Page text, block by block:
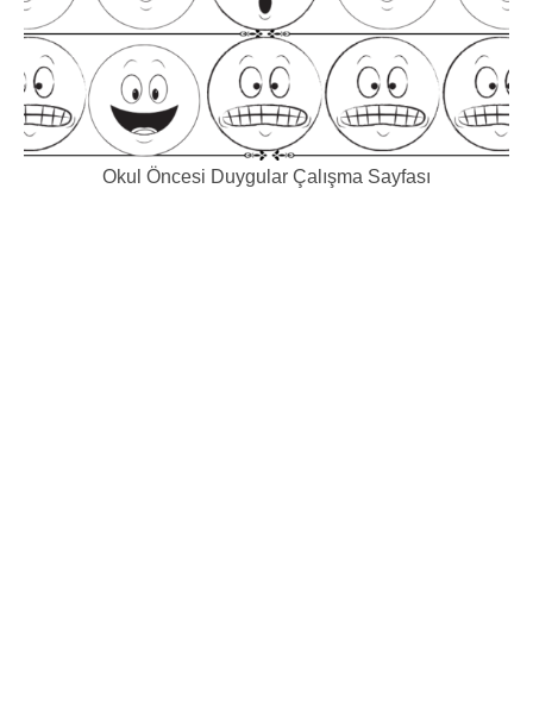
Okul Öncesi Duygular Çalışma Sayfası